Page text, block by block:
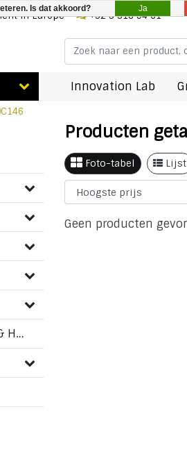
in Europe +32 3 318 94 61
Innovation Lab
Bescherming tegen Corona & HMPV virus
Producten
Foto-tabel Lijst
Geen producten
Is dat akkoord? Ja